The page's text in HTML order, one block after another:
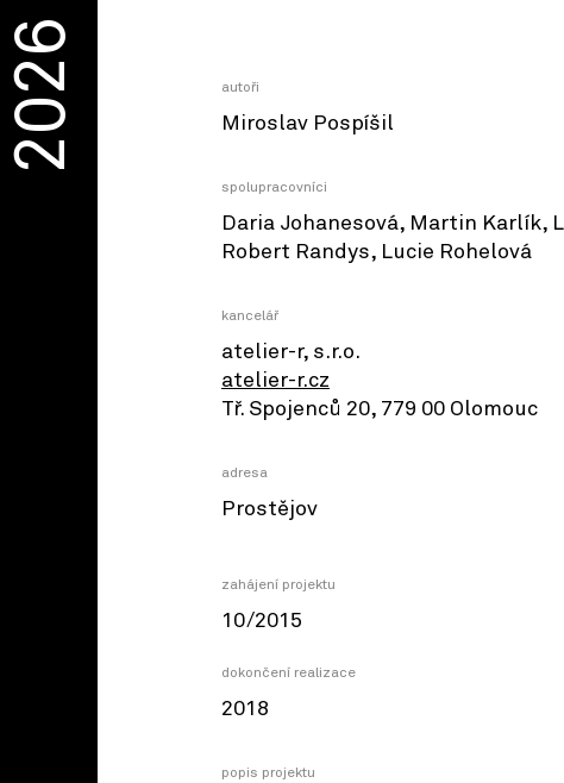
autoři
Miroslav Pospíšil
spolupracovníci
Daria Johanesová, Martin Karlík,
Robert Randys, Lucie Rohelová
kancelář
atelier-r, s.r.o.
atelier-r.cz
Tř. Spojenců 20, 779 00 Olomouc
adresa
Prostějov
zahájení projektu
10/2015
dokončení realizace
2018
popis projektu
2026